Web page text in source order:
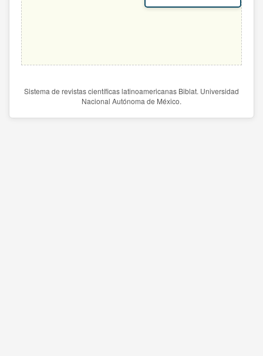
Sistema de revistas científicas latinoamericanas Biblat. Universidad
Nacional Autónoma de México.